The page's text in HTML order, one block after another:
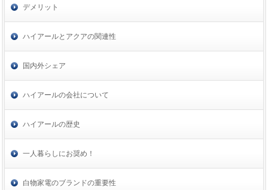
デメリット
ハイアールとアクアの関連性
国内外シェア
ハイアールの会社について
ハイアールの歴史
一人暮らしにお奨め！
白物家電のブランドの重要性